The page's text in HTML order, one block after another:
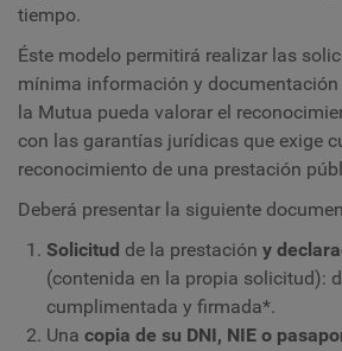
tiempo.
Éste modelo permitirá realizar las
mínima información y documentación
la Mutua pueda valorar el
con las garantías jurídicas que exige
reconocimiento de una prestación
Deberá presentar la siguiente
Solicitud de la prestación y
(contenida en la propia solicitud):
cumplimentada y firmada*.
Una copia de su DNI, NIE o